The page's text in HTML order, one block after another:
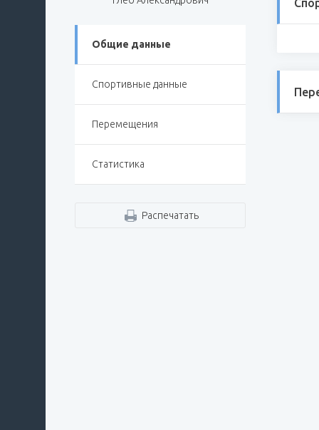
Общие данные
Спортивные данные
Перемещения
Статистика
Распечатать